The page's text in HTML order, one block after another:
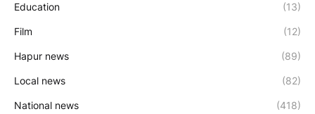
Education (13)
Film (12)
Hapur news (89)
Local news (82)
National news (418)